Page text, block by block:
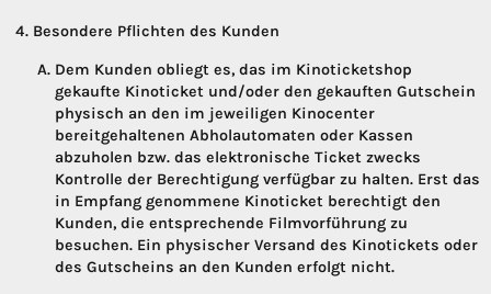
Besondere Pflichten des Kunden
Dem Kunden obliegt es, das im Kinoticketshop
gekaufte Kinoticket und/oder den gekauften Gutschein
physisch an den im jeweiligen Kinocenter
bereitgehaltenen Abholautomaten oder Kassen
abzuholen bzw. das elektronische Ticket zwecks
Kontrolle der Berechtigung verfügbar zu halten. Erst das
in Empfang genommene Kinoticket berechtigt den
Kunden, die entsprechende Filmvorführung zu
besuchen. Ein physischer Versand des Kinotickets oder
des Gutscheins an den Kunden erfolgt nicht.